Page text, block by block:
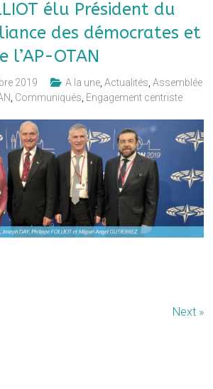
élu Président du
des démocrates et
l’AP-OTAN
2019 A la une ,Actualités ,Assemblée
Communiqués Engagement centriste
Next »